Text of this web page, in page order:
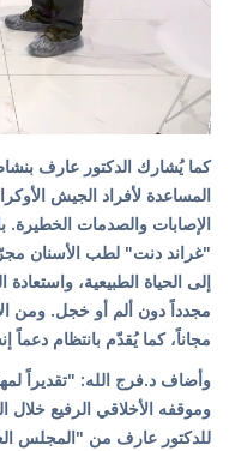
كما يُشارك الدكتور عارف
المساعدة لأفراد الجيش
الإصابات والصدمات الخطيرة.
"غراند دنت" لطب الأسنان
إلى الحياة الطبيعية،
مجدداً دون ألم أو خجل. ومن
مجاناً، كما يُقدّم بانتظام دعماً
وأضاف د.فرج الله: "تقديراً
وموقفه الأخلاقي الرفيع
للدكتور عارف من "المجلس